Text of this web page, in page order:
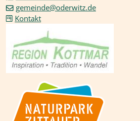
gemeinde@oderwitz.de
Kontakt